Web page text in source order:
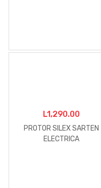
L1,290.00
PROTOR SILEX SARTEN
ELECTRICA